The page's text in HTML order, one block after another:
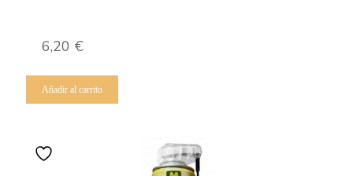
6,20 €
Añadir al carrito